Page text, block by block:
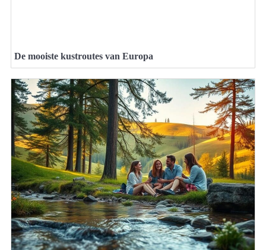
De mooiste kustroutes van Europa